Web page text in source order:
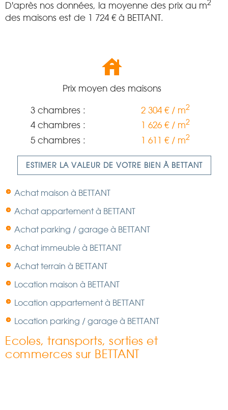
D'après nos données, la moyenne des prix au m2
des maisons est de 1 724 € à BETTANT.
Prix moyen des maisons
3 chambres : 2 304 € / m2
4 chambres : 1 626 € / m2
5 chambres : 1 611 € / m2
ESTIMER LA VALEUR DE VOTRE BIEN À BETTANT
Achat maison à BETTANT
Achat appartement à BETTANT
Achat parking / garage à BETTANT
Achat immeuble à BETTANT
Achat terrain à BETTANT
Location maison à BETTANT
Location appartement à BETTANT
Location parking / garage à BETTANT
Ecoles, transports, sorties et
commerces sur BETTANT